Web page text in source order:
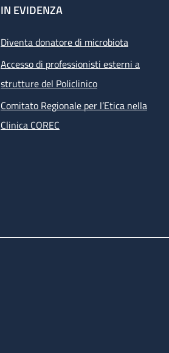
IN EVIDENZA
Diventa donatore di microbiota
Accesso di professionisti esterni a
strutture del Policlinico
Comitato Regionale per l’Etica nella
Clinica COREC